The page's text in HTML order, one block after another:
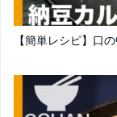
【簡単レシピ】口